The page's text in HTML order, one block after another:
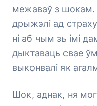
межаваў з шокам.
дрыжэлі ад
ні аб чым зь імі
дыктаваць свае
выконвалі як
Шок, аднак, ня